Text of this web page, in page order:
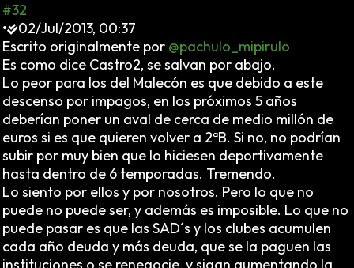
#32
•
02/Jul/2013, 00:37
Escrito originalmente por @pachulo_mipirulo
Es como dice Castro2, se salvan por abajo.
Lo peor para los del Malecón es que debido a este
descenso por impagos, en los próximos 5 años
deberían poner un aval de cerca de medio millón de
euros si es que quieren volver a 2ªB. Si no, no podrían
subir por muy bien que lo hiciesen deportivamente
hasta dentro de 6 temporadas. Tremendo.
Lo siento por ellos y por nosotros. Pero lo que no
puede no puede ser, y además es imposible. Lo que no
puede pasar es que las SAD´s y los clubes acumulen
cada año deuda y más deuda, que se la paguen las